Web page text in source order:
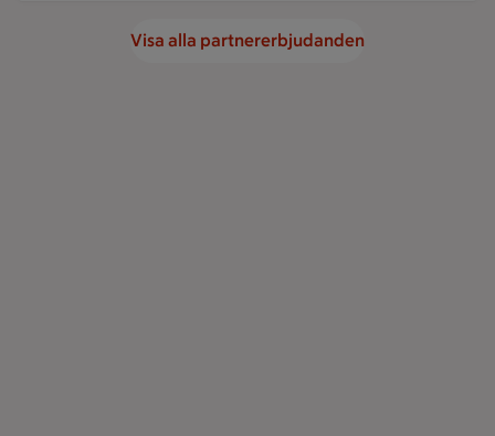
Visa alla partnererbjudanden